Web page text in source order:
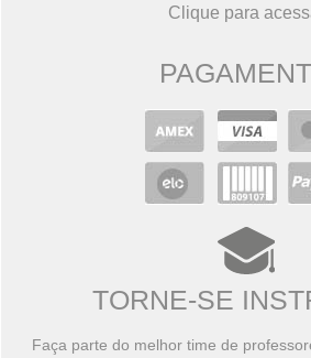
Clique para
TORNE-SE
Faça parte do melhor time de